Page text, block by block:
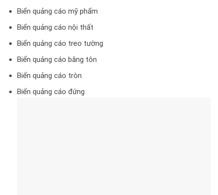
Biển quảng cáo mỹ phẩm
Biển quảng cáo nội thất
Biển quảng cáo treo tường
Biển quảng cáo bằng tôn
Biển quảng cáo tròn
Biển quảng cáo đứng